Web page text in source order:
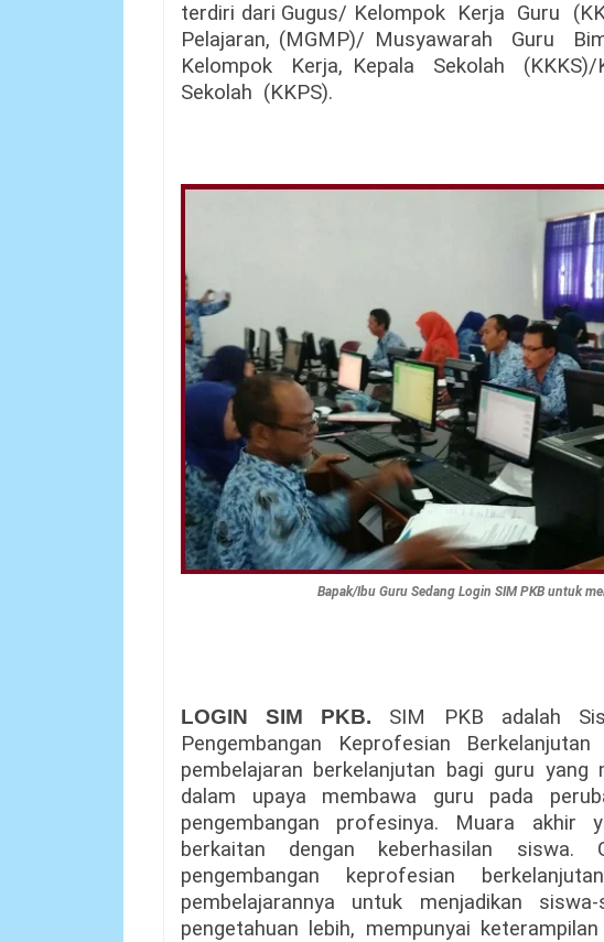
terdiri dari Gugus/ Kelompok Kerja Guru
Pelajaran, (MGMP)/ Musyawarah Guru
Kelompok Kerja, Kepala Sekolah
Sekolah (KKPS).
Bapak/Ibu Guru Sedang Login SIM PKB untuk
LOGIN SIM PKB. SIM PKB adalah
Pengembangan Keprofesian
pembelajaran berkelanjutan bagi guru yang
dalam upaya membawa guru pada
pengembangan profesinya. Muara akhir
berkaitan dengan keberhasilan siswa.
pengembangan keprofesian
pembelajarannya untuk menjadikan
pengetahuan lebih, mempunyai